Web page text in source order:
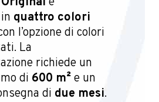
quattro colori
l’opzione di colori
La
richiede un
di 600 m²e un
di due mesi.